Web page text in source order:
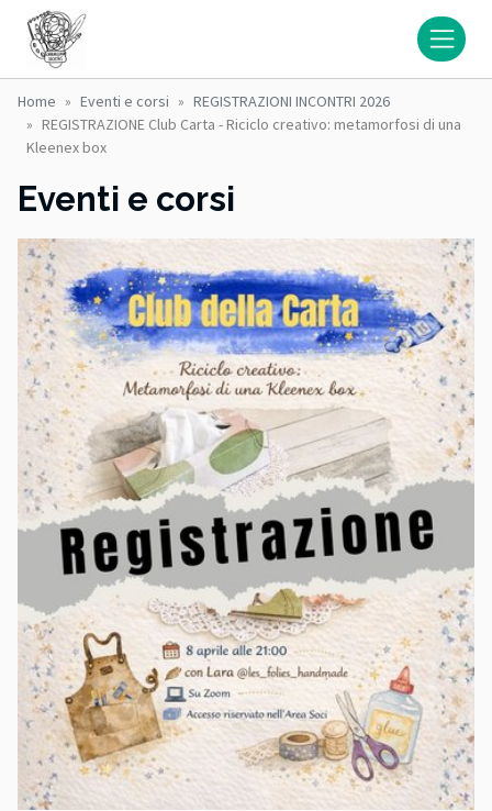
Home Eventi e corsi
REGISTRAZIONI INCONTRI 2026
REGISTRAZIONE Club Carta - Riciclo creativo: metamorfosi di una
Kleenex box
Eventi e corsi